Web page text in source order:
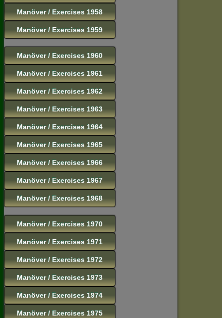
Manöver / Exercises 1958
Manöver / Exercises 1959
Manöver / Exercises 1960
Manöver / Exercises 1961
Manöver / Exercises 1962
Manöver / Exercises 1963
Manöver / Exercises 1964
Manöver / Exercises 1965
Manöver / Exercises 1966
Manöver / Exercises 1967
Manöver / Exercises 1968
Manöver / Exercises 1970
Manöver / Exercises 1971
Manöver / Exercises 1972
Manöver / Exercises 1973
Manöver / Exercises 1974
Manöver / Exercises 1975